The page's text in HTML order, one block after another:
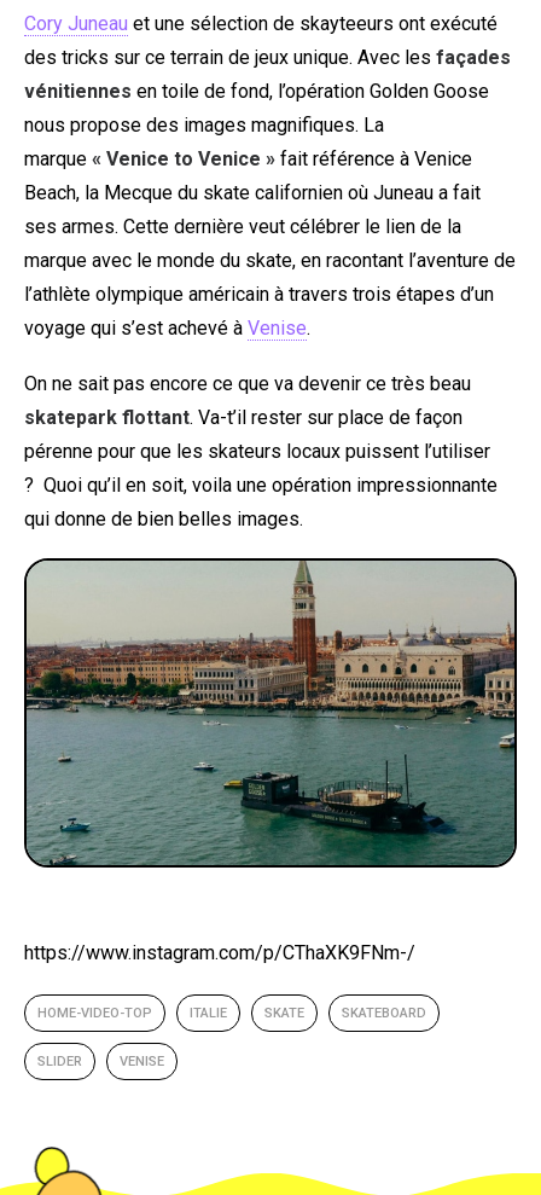
Cory Juneau et une sélection de skayteeurs ont exécuté
des tricks sur ce terrain de jeux unique. Avec les façades
vénitiennes en toile de fond, l’opération Golden Goose
nous propose des images magnifiques. La
marque « Venice to Venice » fait référence à Venice
Beach, la Mecque du skate californien où Juneau a fait
ses armes. Cette dernière veut célébrer le lien de la
marque avec le monde du skate, en racontant l’aventure de
l’athlète olympique américain à travers trois étapes d’un
voyage qui s’est achevé à Venise.
On ne sait pas encore ce que va devenir ce très beau
skatepark flottant. Va-t’il rester sur place de façon
pérenne pour que les skateurs locaux puissent l’utiliser
? Quoi qu’il en soit, voila une opération impressionnante
qui donne de bien belles images.
https://www.instagram.com/p/CThaXK9FNm-/
HOME-VIDEO-TOP ITALIE SKATE SKATEBOARD
SLIDER VENISE